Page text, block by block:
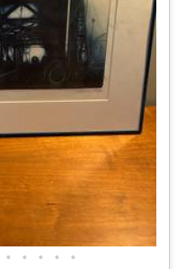
• • • • •